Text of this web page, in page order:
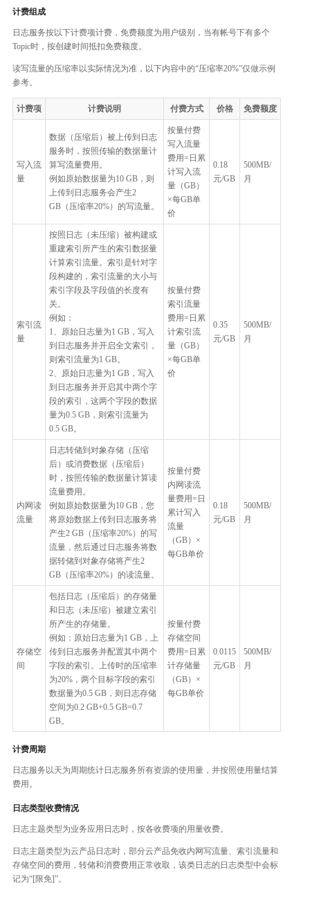
计费组成
日志服务按以下计费项计费，免费额度为用户级别，当有帐号下有多个
Topic时，按创建时间抵扣免费额度。
读写流量的压缩率以实际情况为准，以下内容中的“压缩率20%”仅做示例
参考。
计费项 计费说明 付费方式 价格 免费额度
写入流
量
数据（压缩后）被上传到日志
服务时，按照传输的数据量计
算写流量费用。
例如原始数据量为10 GB，则
上传到日志服务会产生2
GB（压缩率20%）的写流量。
按量付费
写入流量
费用=日累
计写入流
量（GB）
×每GB单
价
0.18
元/GB
500MB/
月
索引流
量
按照日志（未压缩）被构建或
重建索引所产生的索引数据量
计算索引流量。索引是针对字
段构建的，索引流量的大小与
索引字段及字段值的长度有
关。
例如：
1、原始日志量为1 GB，写入
到日志服务并开启全文索引，
则索引流量为1 GB。
2、原始日志量为1 GB，写入
到日志服务并开启其中两个字
段的索引，这两个字段的数据
量为0.5 GB，则索引流量为
0.5 GB。
按量付费
索引流量
费用=日累
计索引流
量（GB）
×每GB单
价
0.35
元/GB
500MB/
月
内网读
流量
日志转储到对象存储（压缩
后）或消费数据（压缩后）
时，按照传输的数据量计算读
流量费用。
例如原始数据量为10 GB，您
将原始数据上传到日志服务将
产生2 GB（压缩率20%）的写
流量，然后通过日志服务将数
据转储到对象存储将产生2
GB（压缩率20%）的读流量。
按量付费
内网读流
量费用=日
累计写入
流量
（GB）×
每GB单价
0.18
元/GB
500MB/
月
存储空
间
包括日志（压缩后）的存储量
和日志（未压缩）被建立索引
所产生的存储量。
例如：原始日志量为1 GB，上
传到日志服务并配置其中两个
字段的索引。上传时的压缩率
为20%，两个目标字段的索引
数据量为0.5 GB，则日志存储
空间为0.2 GB+0.5 GB=0.7
GB。
按量付费
存储空间
费用=日累
计存储量
（GB）×
每GB单价
0.0115
元/GB
500MB/
月
计费周期
日志服务以天为周期统计日志服务所有资源的使用量，并按照使用量结算
费用。
日志类型收费情况
日志主题类型为业务应用日志时，按各收费项的用量收费。
日志主题类型为云产品日志时，部分云产品免收内网写流量、索引流量和
存储空间的费用，转储和消费费用正常收取，该类日志的日志类型中会标
记为“[限免]”。